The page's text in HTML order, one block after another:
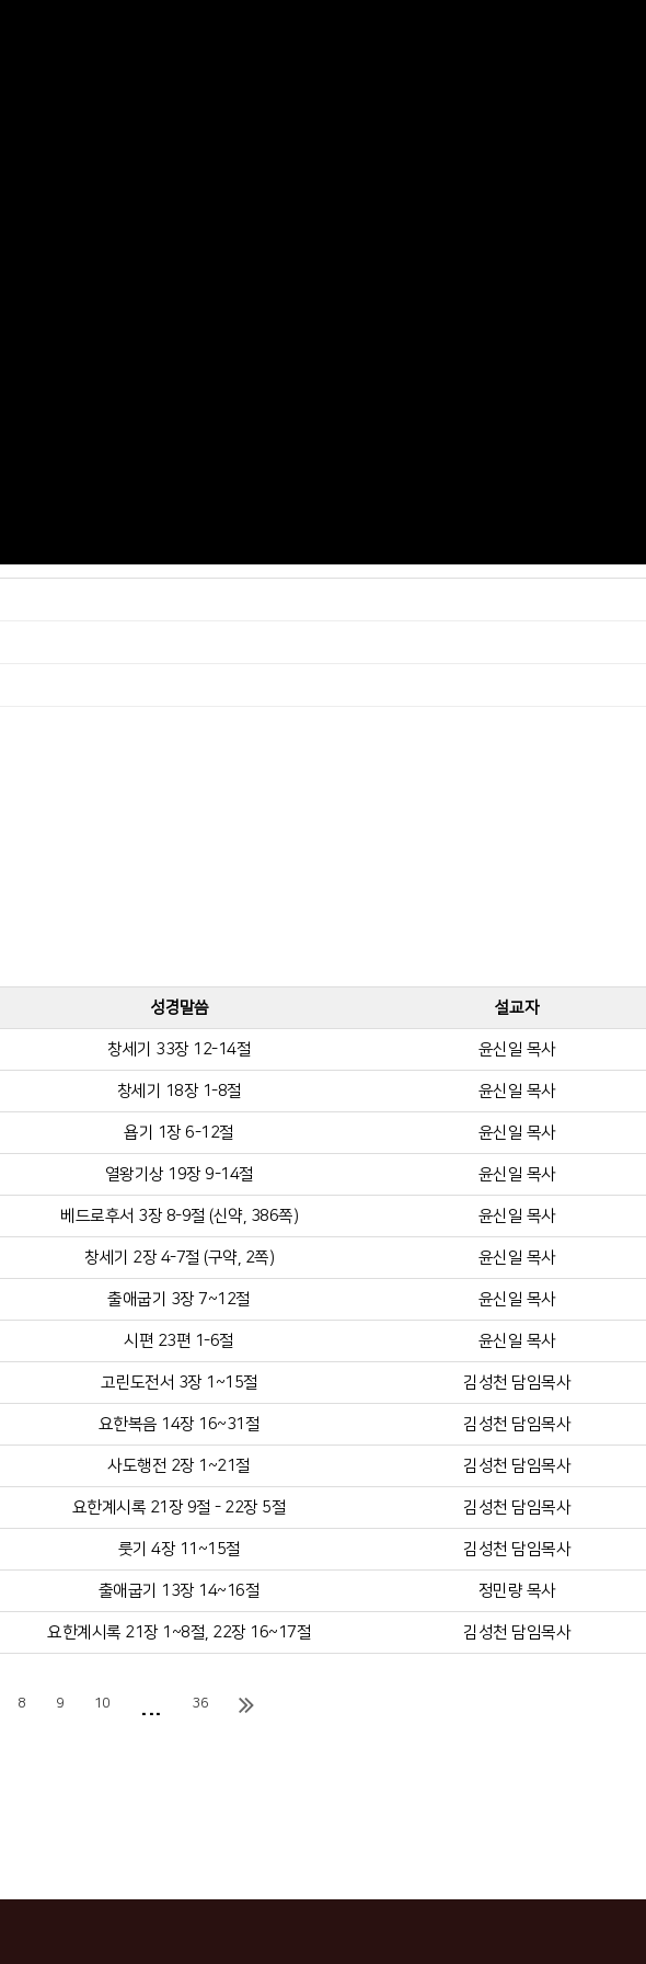
성경말씀 설교자
창세기 33장 12-14절 윤신일 목사
창세기 18장 1-8절 윤신일 목사
욥기 1장 6-12절 윤신일 목사
열왕기상 19장 9-14절 윤신일 목사
베드로후서 3장 8-9절 (신약, 386쪽) 윤신일 목사
창세기 2장 4-7절 (구약, 2쪽) 윤신일 목사
출애굽기 3장 7~12절 윤신일 목사
시편 23편 1-6절 윤신일 목사
고린도전서 3장 1~15절 김성천 담임목사
요한복음 14장 16~31절 김성천 담임목사
사도행전 2장 1~21절 김성천 담임목사
요한계시록 21장 9절 - 22장 5절 김성천 담임목사
룻기 4장 11~15절 김성천 담임목사
출애굽기 13장 14~16절 정민량 목사
요한계시록 21장 1~8절, 22장 16~17절 김성천 담임목사
8 9 10 ... 36